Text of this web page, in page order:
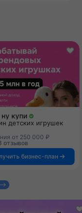
купи
детских игрушек
от 250 000 ₽
отзывов
бизнес-план